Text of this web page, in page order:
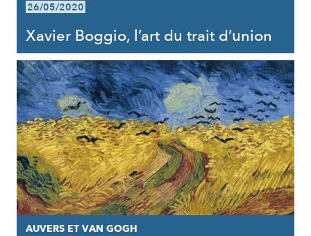
26/05/2020
Xavier Boggio, l’art du trait d’union
AUVERS ET VAN GOGH